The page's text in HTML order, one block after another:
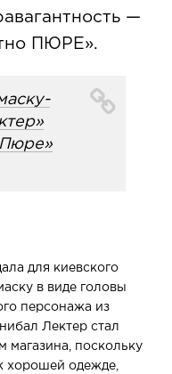
—
ПЮРЕ».
для киевского
в виде головы
персонажа из
Лектер стал
магазина, поскольку
хорошей одежде,